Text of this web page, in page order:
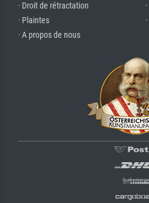
· Droit de rétractation
· Plaintes
· A propos de nous